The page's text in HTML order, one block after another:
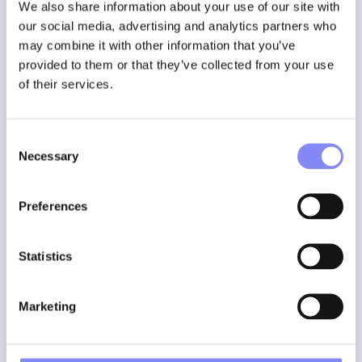
We also share information about your use of our site with
our social media, advertising and analytics partners who
may combine it with other information that you’ve
provided to them or that they’ve collected from your use
of their services.
Selection
Necessary
Preferences
Statistics
Marketing
kwaliteit
Collins Aerospace combineert hoogopgeleide operatoren
van Ansomat om
complexe stoelconstructies efficiënt te produceren
zonder aan kwaliteit in te boeten. Het resultaat is:
Minder assemblagefouten